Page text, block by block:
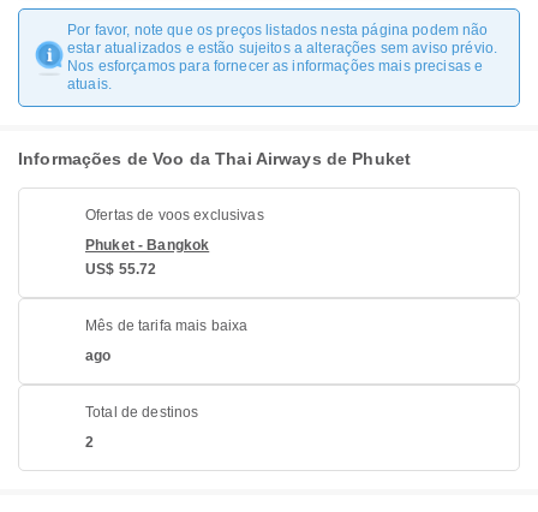
Por favor, note que os preços listados nesta página podem não
estar atualizados e estão sujeitos a alterações sem aviso prévio.
Nos esforçamos para fornecer as informações mais precisas e
atuais.
Informações de Voo da Thai Airways de Phuket
Ofertas de voos exclusivas
Phuket - Bangkok
US$ 55.72
Mês de tarifa mais baixa
ago
Total de destinos
2